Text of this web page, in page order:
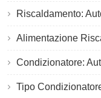
Riscaldamento:
Alimentazione
Condizionatore:
Tipo